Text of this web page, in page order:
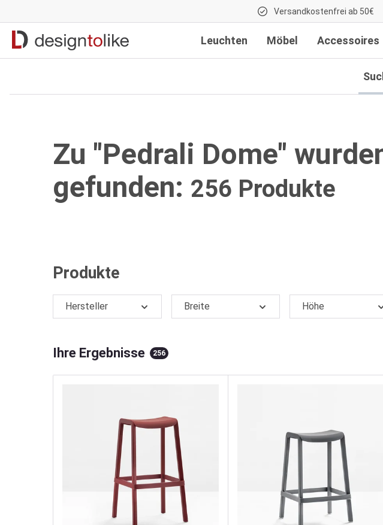
Versandkostenfrei ab 50€
Leuchten Möbel Accessoires
Zu "Pedrali Dome"
gefunden: 256 Produkte
Produkte
Hersteller Breite Höhe
Ihre Ergebnisse 256